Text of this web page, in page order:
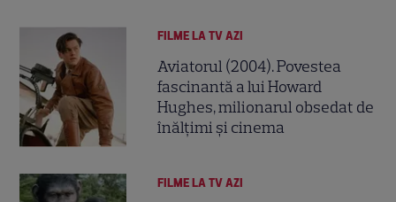
FILME LA TV AZI
Aviatorul (2004). Povestea
fascinantă a lui Howard
Hughes, milionarul obsedat de
înălțimi și cinema
FILME LA TV AZI